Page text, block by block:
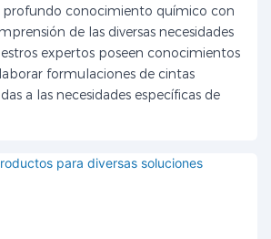
conocimiento químico con
de las diversas necesidades
expertos poseen conocimientos
formulaciones de cintas
a las necesidades específicas de